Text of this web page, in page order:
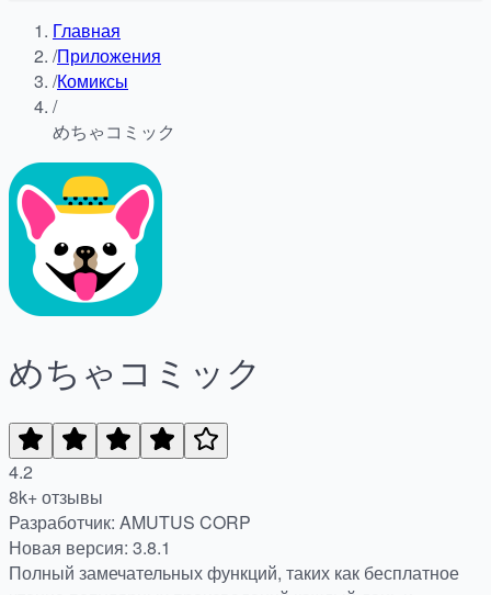
Главная
/Приложения
/Комиксы
/
めちゃコミック
めちゃコミック
4.2
8k+ отзывы
Разработчик: AMUTUS CORP
Новая версия: 3.8.1
Полный замечательных функций, таких как бесплатное